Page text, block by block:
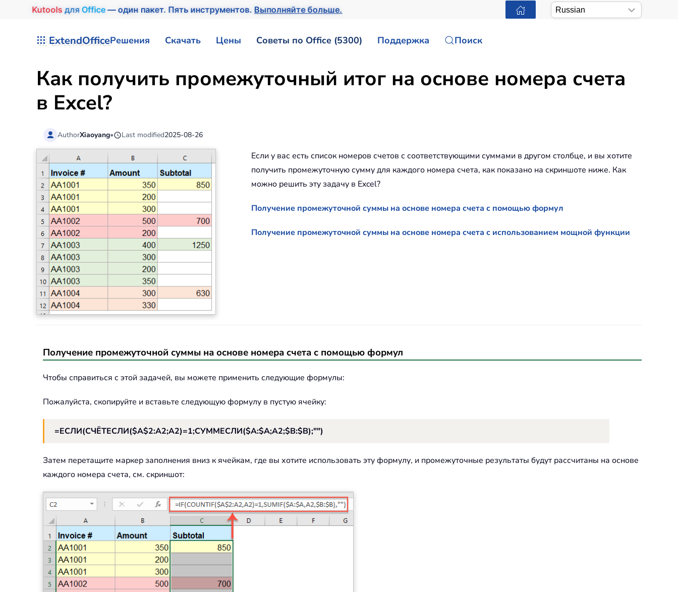
Kutools для Office— один пакет. Пять инструментов. Выполняйте больше.
ExtendOfficeРешения Скачать Цены Советы по Office (5300) Поддержка Поиск
Как получить промежуточный итог на основе номера счета
в Excel?
AuthorXiaoyang• Last modified2025-08-26
Если у вас есть список номеров счетов с соответствующими суммами в другом столбце, и вы хотите
получить промежуточную сумму для каждого номера счета, как показано на скриншоте ниже. Как
можно решить эту задачу в Excel?
Получение промежуточной суммы на основе номера счета с помощью формул
Получение промежуточной суммы на основе номера счета с использованием мощной функции
Получение промежуточной суммы на основе номера счета с помощью формул
Чтобы справиться с этой задачей, вы можете применить следующие формулы:
Пожалуйста, скопируйте и вставьте следующую формулу в пустую ячейку:
=ЕСЛИ(СЧЁТЕСЛИ($A$2:A2;A2)=1;СУММЕСЛИ($A:$A;A2;$B:$B);"")
Затем перетащите маркер заполнения вниз к ячейкам, где вы хотите использовать эту формулу, и промежуточные результаты будут рассчитаны на основе
каждого номера счета, см. скриншот: